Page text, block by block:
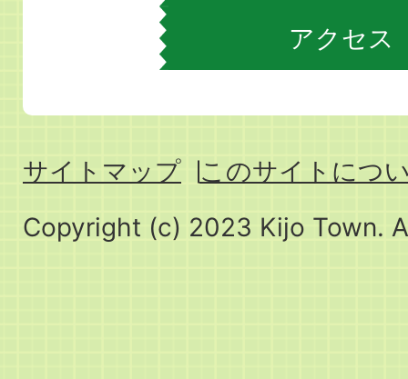
アクセス
サイトマップ
このサイトにつ
Copyright (c) 2023 Kijo Town.